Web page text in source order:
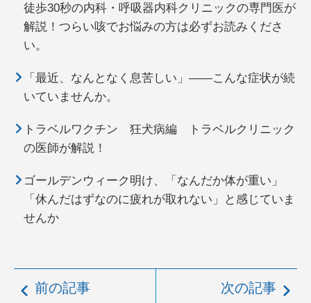
徒歩30秒の内科・呼吸器内科クリニックの専門医が
解説！つらい咳でお悩みの方は必ずお読みくださ
い。
「最近、なんとなく息苦しい」——こんな症状が続
いていませんか。
トラベルワクチン 狂犬病編 トラベルクリニック
の医師が解説！
ゴールデンウィーク明け、「なんだか体が重い」
「休んだはずなのに疲れが取れない」と感じていま
せんか
前の記事
次の記事